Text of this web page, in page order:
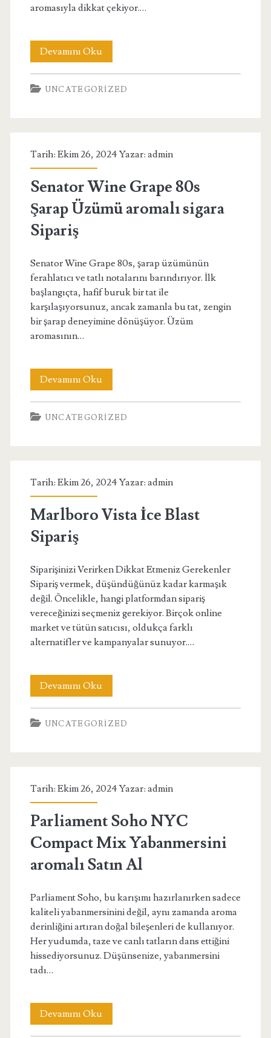
aromasıyla dikkat çekiyor.…
Devamını OkuH
Upmann
Majestic
Fiyat
UNCATEGORIZED
Tarih: Ekim 26, 2024 Yazar: admin
Senator Wine Grape 80s
Şarap Üzümü aromalı sigara
Sipariş
Senator Wine Grape 80s, şarap üzümünün
ferahlatıcı ve tatlı notalarını barındırıyor. İlk
başlangıçta, hafif buruk bir tat ile
karşılaşıyorsunuz, ancak zamanla bu tat, zengin
bir şarap deneyimine dönüşüyor. Üzüm
aromasının…
Devamını OkuSenator
Wine
Grape
Üzümü
aromalı
UNCATEGORIZED
Tarih: Ekim 26, 2024 Yazar: admin
Marlboro Vista İce Blast
Sipariş
Siparişinizi Verirken Dikkat Etmeniz Gerekenler
Sipariş vermek, düşündüğünüz kadar karmaşık
değil. Öncelikle, hangi platformdan sipariş
vereceğinizi seçmeniz gerekiyor. Birçok online
market ve tütün satıcısı, oldukça farklı
alternatifler ve kampanyalar sunuyor.…
Devamını OkuMarlboro
Vista
İce
UNCATEGORIZED
Tarih: Ekim 26, 2024 Yazar: admin
Parliament Soho NYC
Compact Mix Yabanmersini
aromalı Satın Al
Parliament Soho, bu karışımı hazırlanırken sadece
kaliteli yabanmersinini değil, aynı zamanda aroma
derinliğini artıran doğal bileşenleri de kullanıyor.
Her yudumda, taze ve canlı tatların dans ettiğini
hissediyorsunuz. Düşünsenize, yabanmersini
tadı…
Devamını OkuParliament
Soho